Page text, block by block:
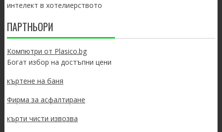
интелект в хотелиерството
ПАРТНЬОРИ
Компютри от Plasico.bg
Богат избор на достъпни цени
къртене на баня
Фирма за асфалтиране
кърти чисти извозва